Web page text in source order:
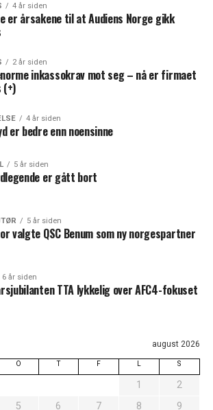
4 år siden
er årsakene til at Audiens Norge gikk
2 år siden
inkassokrav mot seg – nå er firmaet
(+)
4 år siden
er bedre enn noensinne
5 år siden
er gått bort
5 år siden
valgte QSC Benum som ny norgespartner
6 år siden
TTA lykkelig over AFC4-fokuset
august 2026
O T F S
1
2
5 6 7 8 9